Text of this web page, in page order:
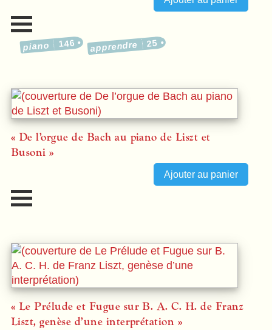
piano 146 apprendre 25
« De l’orgue de Bach au piano de Liszt et
Busoni »
« Le Prélude et Fugue sur B. A. C. H. de Franz
Liszt, genèse d’une interprétation »